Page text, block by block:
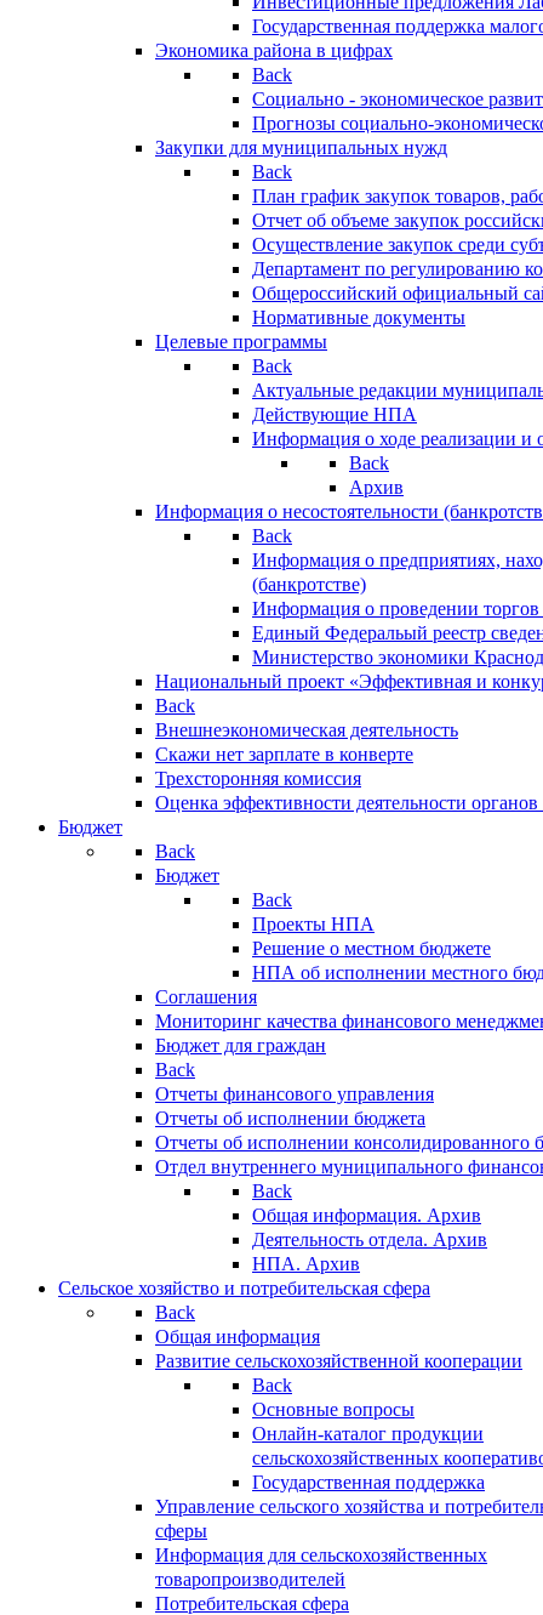
Государственная поддержка
Экономика района в цифрах
Back
Социально - экономическое
Прогнозы социально-
Закупки для муниципальных нужд
Back
План график закупок товаров,
Отчет об объеме закупок
Осуществление закупок среди
Департамент по регулированию
Общероссийский официальный
Нормативные документы
Целевые программы
Back
Актуальные редакции
Действующие НПА
Информация о ходе реализации
Back
Архив
Информация о несостоятельности
Back
Информация о предприятиях,
(банкротстве)
Информация о проведении
Единый Федеральый реестр
Министерство экономики
Национальный проект «Эффективная и
Back
Внешнеэкономическая деятельность
Скажи нет зарплате в конверте
Трехсторонняя комиссия
Оценка эффективности деятельности
Бюджет
Back
Бюджет
Back
Проекты НПА
Решение о местном бюджете
НПА об исполнении местного
Соглашения
Мониторинг качества финансового
Бюджет для граждан
Back
Отчеты финансового управления
Отчеты об исполнении бюджета
Отчеты об исполнении консолидированного
Отдел внутреннего муниципального
Back
Общая информация. Архив
Деятельность отдела. Архив
НПА. Архив
Сельское хозяйство и потребительская сфера
Back
Общая информация
Развитие сельскохозяйственной кооперации
Back
Основные вопросы
Онлайн-каталог продукции
сельскохозяйственных
Государственная поддержка
Управление сельского хозяйства и
сферы
Информация для сельскохозяйственных
товаропроизводителей
Потребительская сфера